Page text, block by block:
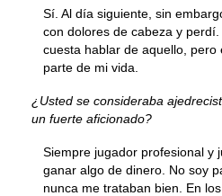
Sí. Al día siguiente, sin
con dolores de cabeza y
cuesta hablar de aquello, pero
parte de mi vida.
¿Usted se consideraba
un fuerte aficionado?
Siempre jugador profesional y
ganar algo de dinero. No soy
nunca me trataban bien. En